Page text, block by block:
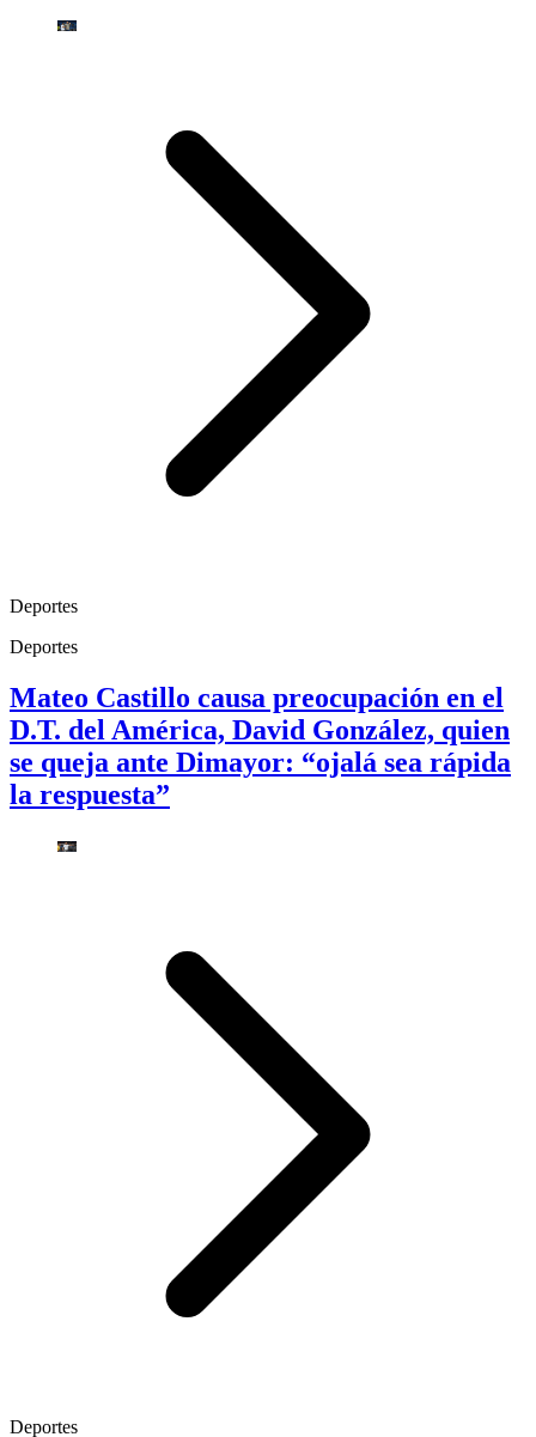
Deportes
Deportes
Mateo Castillo causa preocupación en el
D.T. del América, David González, quien
se queja ante Dimayor: “ojalá sea rápida
la respuesta”
Deportes